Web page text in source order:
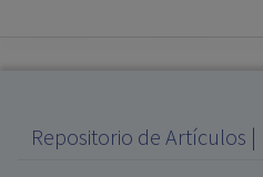
Repositorio de Artículos |